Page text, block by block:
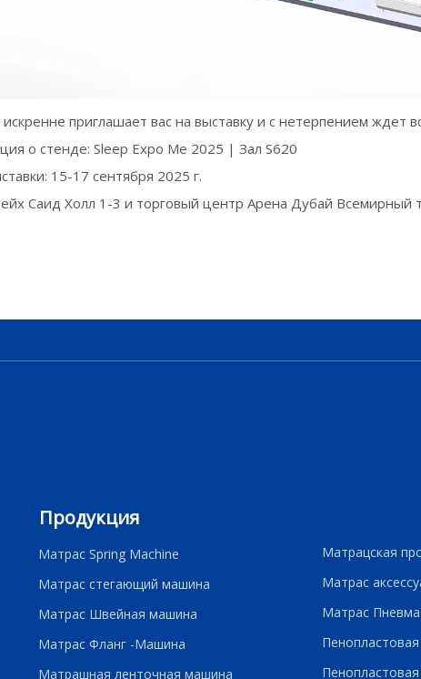
приглашает вас на выставку и с нетерпением ждет
о стенде: Sleep Expo Me 2025 | Зал S620
15-17 сентября 2025 г.
Саид Холл 1-3 и торговый центр Арена Дубай Всемирный
Продукция
Матрас Spring Machine
Матрас стегающий машина
Матрас Швейная машина
Матрас Фланг -Машина
Матрашная ленточная машина
Матрацская
Матрас
Матрас